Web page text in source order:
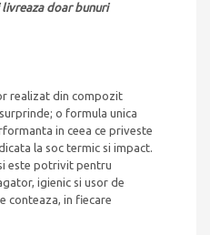
doar bunuri
realizat din compozit
o formula unica
in ceea ce priveste
la soc termic si impact.
este potrivit pentru
igienic si usor de
conteaza, in fiecare